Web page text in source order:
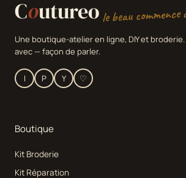
Coutureole beau
Une boutique-atelier en ligne, DIY et
avec — façon de parler.
I P Y ♡
Boutique
Kit Broderie
Kit Réparation